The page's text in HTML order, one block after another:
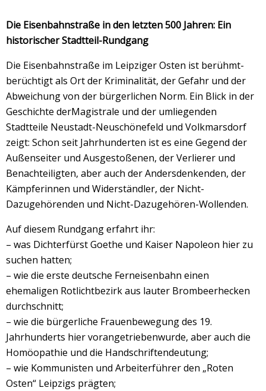
Die Eisenbahnstraße in den letzten 500 Jahren: Ein
historischer Stadtteil-Rundgang
Die Eisenbahnstraße im Leipziger Osten ist berühmt-
berüchtigt als Ort der Kriminalität, der Gefahr und der
Abweichung von der bürgerlichen Norm. Ein Blick in der
Geschichte derMagistrale und der umliegenden
Stadtteile Neustadt-Neuschönefeld und Volkmarsdorf
zeigt: Schon seit Jahrhunderten ist es eine Gegend der
Außenseiter und Ausgestoßenen, der Verlierer und
Benachteiligten, aber auch der Andersdenkenden, der
Kämpferinnen und Widerständler, der Nicht-
Dazugehörenden und Nicht-Dazugehören-Wollenden.
Auf diesem Rundgang erfahrt ihr:
– was Dichterfürst Goethe und Kaiser Napoleon hier zu
suchen hatten;
– wie die erste deutsche Ferneisenbahn einen
ehemaligen Rotlichtbezirk aus lauter Brombeerhecken
durchschnitt;
– wie die bürgerliche Frauenbewegung des 19.
Jahrhunderts hier vorangetriebenwurde, aber auch die
Homöopathie und die Handschriftendeutung;
– wie Kommunisten und Arbeiterführer den „Roten
Osten“ Leipzigs prägten;